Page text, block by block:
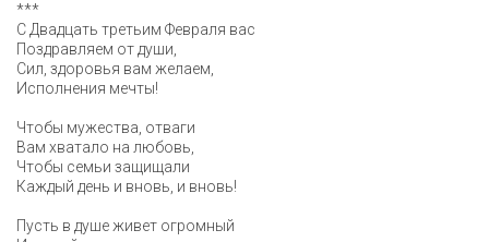
***
С Двадцать третьим Февраля вас
Поздравляем от души,
Сил, здоровья вам желаем,
Исполнения мечты!
Чтобы мужества, отваги
Вам хватало на любовь,
Чтобы семьи защищали
Каждый день и вновь, и вновь!
Пусть в душе живет огромный